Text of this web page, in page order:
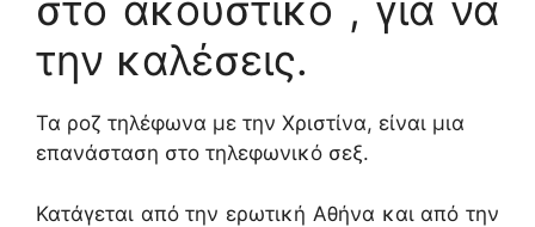
στο ακουστικό , για να
την καλέσεις.
Τα ροζ τηλέφωνα με την Χριστίνα, είναι μια
επανάσταση στο τηλεφωνικό σεξ.
Κατάγεται από την ερωτική Αθήνα και από την